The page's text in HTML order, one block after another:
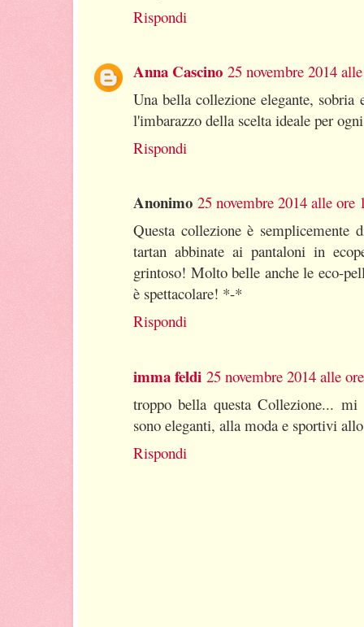
Rispondi
Anna Cascino 25 novembre 2014
Una bella collezione elegante, sobria
l'imbarazzo della scelta ideale per
Rispondi
Anonimo 25 novembre 2014 alle ore
Questa collezione è
tartan abbinate ai pantaloni in
grintoso! Molto belle anche le eco-
è spettacolare! *-*
Rispondi
imma feldi 25 novembre 2014 alle
troppo bella questa Collezione...
sono eleganti, alla moda e sportivi
Rispondi